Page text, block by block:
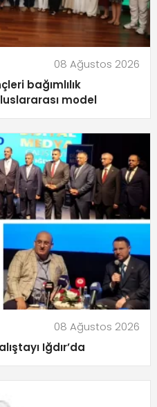
08 Ağustos 2026
bağımlılık
model
08 Ağustos 2026
Iğdır’da